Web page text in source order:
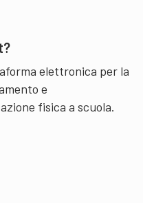
elettronica per la
e
fisica a scuola.